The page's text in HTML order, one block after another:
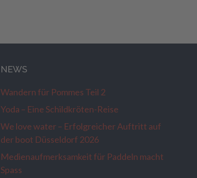
NEWS
Wandern für Pommes Teil 2
Yoda – Eine Schildkröten-Reise
We love water – Erfolgreicher Auftritt auf
der boot Düsseldorf 2026
Medienaufmerksamkeit für Paddeln macht
Spass